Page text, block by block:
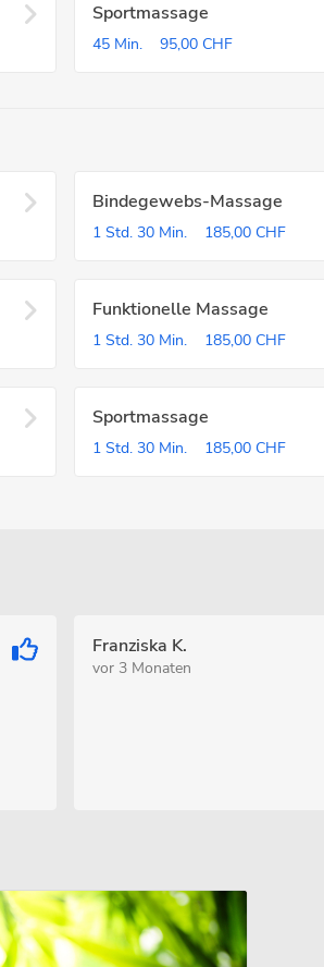
Sportmassage
45 Min. 95,00 CHF
Bindegewebs-Massage
1 Std. 30 Min. 185,00 CHF
Funktionelle Massage
1 Std. 30 Min. 185,00 CHF
Sportmassage
1 Std. 30 Min. 185,00 CHF
Franziska K.
vor 3 Monaten